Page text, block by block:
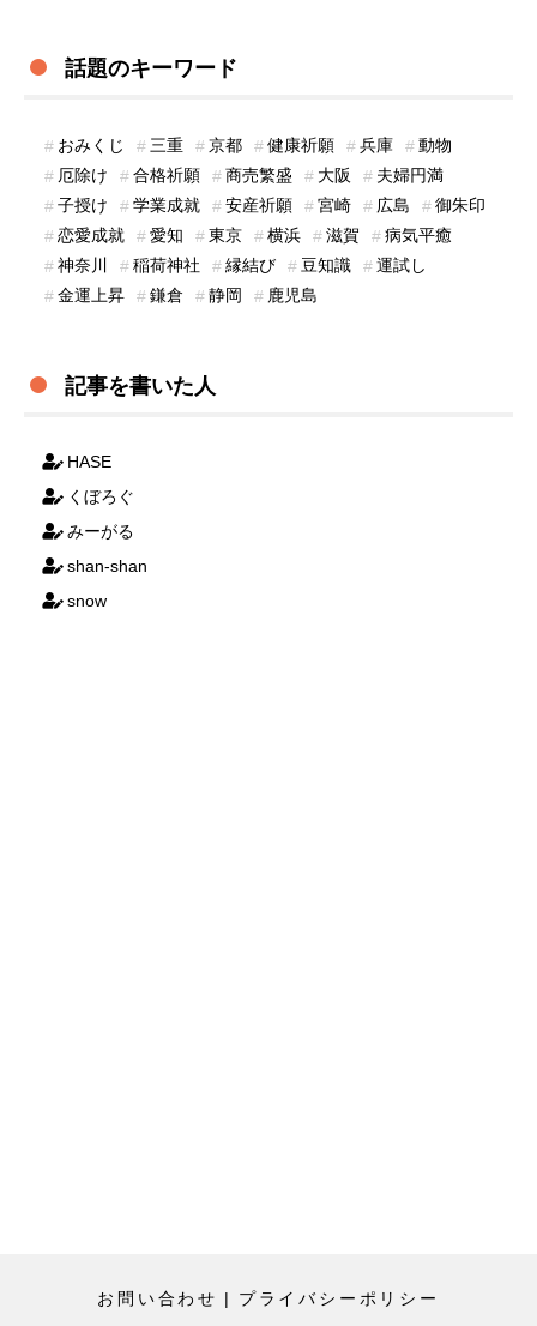
話題のキーワード
おみくじ 三重 京都 健康祈願 兵庫
動物
厄除け
合格祈願 商売繁盛 大阪
夫婦円満
子授け
学業成就 安産祈願 宮崎 広島
御朱印
恋愛成就
愛知 東京 横浜 滋賀
病気平癒
神奈川
稲荷神社 縁結び 豆知識
運試し
金運上昇
鎌倉 静岡 鹿児島
記事を書いた人
HASE
くぼろぐ
みーがる
shan-shan
snow
お問い合わせ | プライバシーポリシー